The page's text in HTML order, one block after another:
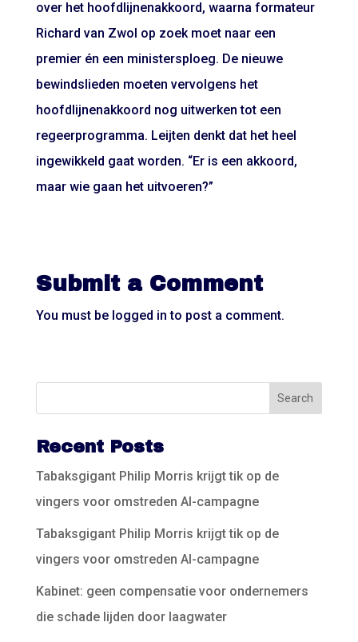
over het hoofdlijnenakkoord, waarna formateur
Richard van Zwol op zoek moet naar een
premier én een ministersploeg. De nieuwe
bewindslieden moeten vervolgens het
hoofdlijnenakkoord nog uitwerken tot een
regeerprogramma. Leijten denkt dat het heel
ingewikkeld gaat worden. “Er is een akkoord,
maar wie gaan het uitvoeren?”
Submit a Comment
You must be logged in to post a comment.
Recent Posts
Tabaksgigant Philip Morris krijgt tik op de
vingers voor omstreden AI-campagne
Tabaksgigant Philip Morris krijgt tik op de
vingers voor omstreden AI-campagne
Kabinet: geen compensatie voor ondernemers
die schade lijden door laagwater